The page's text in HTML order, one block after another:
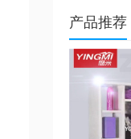
产品推荐